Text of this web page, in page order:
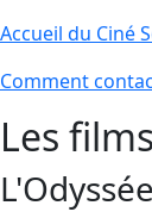
Accueil du Ciné
Comment
Les
L'Odyssée